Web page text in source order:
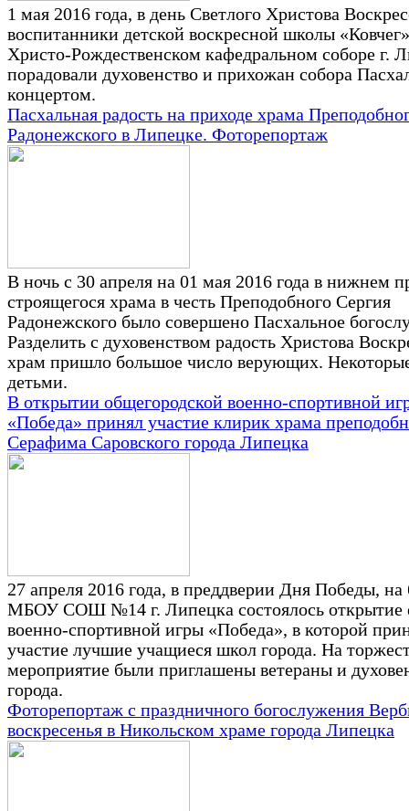
1 мая 2016 года, в день Светлого Христова
воспитанники детской воскресной школы
Христо-Рождественском кафедральном соборе г.
порадовали духовенство и прихожан собора
концертом.
Пасхальная радость на приходе храма
Радонежского в Липецке. Фоторепортаж
В ночь с 30 апреля на 01 мая 2016 года в нижнем
строящегося храма в честь Преподобного Сергия
Радонежского было совершено Пасхальное
Разделить с духовенством радость Христова
храм пришло большое число верующих.
детьми.
В открытии общегородской военно-спортивной
«Победа» принял участие клирик храма
Серафима Саровского города Липецка
27 апреля 2016 года, в преддверии Дня Победы, на
МБОУ СОШ №14 г. Липецка состоялось открытие
военно-спортивной игры «Победа», в которой
участие лучшие учащиеся школ города. На
мероприятие были приглашены ветераны и
города.
Фоторепортаж с праздничного богослужения
воскресенья в Никольском храме города Липецка